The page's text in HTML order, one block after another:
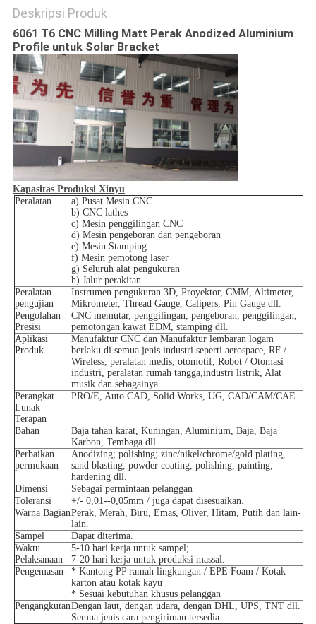
Deskripsi Produk
6061 T6 CNC Milling Matt Perak Anodized Aluminium
Profile untuk Solar Bracket
Kapasitas Produksi Xinyu
Peralatan
a) Pusat Mesin CNC
b) CNC lathes
c) Mesin penggilingan CNC
d) Mesin pengeboran dan pengeboran
e) Mesin Stamping
f) Mesin pemotong laser
g) Seluruh alat pengukuran
h) Jalur perakitan
Peralatan
pengujian
Instrumen pengukuran 3D, Proyektor, CMM, Altimeter,
Mikrometer, Thread Gauge, Calipers, Pin Gauge dll.
Pengolahan
Presisi
CNC memutar, penggilingan, pengeboran, penggilingan,
pemotongan kawat EDM, stamping dll.
Aplikasi
Produk
Manufaktur CNC dan Manufaktur lembaran logam
berlaku di semua jenis industri seperti aerospace, RF /
Wireless, peralatan medis, otomotif, Robot / Otomasi
industri, peralatan rumah tangga,industri listrik, Alat
musik dan sebagainya
Perangkat
Lunak
Terapan
PRO/E, Auto CAD, Solid Works, UG, CAD/CAM/CAE
Bahan
Baja tahan karat, Kuningan, Aluminium, Baja, Baja
Karbon, Tembaga dll.
Perbaikan
permukaan
Anodizing; polishing; zinc/nikel/chrome/gold plating,
sand blasting, powder coating, polishing, painting,
hardening dll.
Dimensi
Sebagai permintaan pelanggan
Toleransi
+/- 0,01--0,05mm / juga dapat disesuaikan.
Warna BagianPerak, Merah, Biru, Emas, Oliver, Hitam, Putih dan lain-
lain.
Sampel
Dapat diterima.
Waktu
Pelaksanaan
5-10 hari kerja untuk sampel;
7-20 hari kerja untuk produksi massal.
Pengemasan
* Kantong PP ramah lingkungan / EPE Foam / Kotak
karton atau kotak kayu
* Sesuai kebutuhan khusus pelanggan
PengangkutanDengan laut, dengan udara, dengan DHL, UPS, TNT dll.
Semua jenis cara pengiriman tersedia.